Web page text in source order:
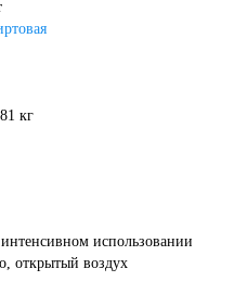
кг
использовании
открытый воздух